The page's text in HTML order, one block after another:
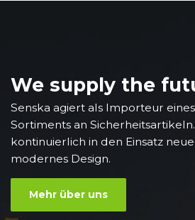
We supply the
Senska agiert als Importeur
Sortiments an
kontinuierlich in den Einsatz
modernes Design.
Mehr über uns